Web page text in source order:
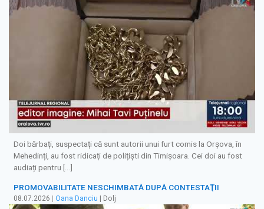
Doi bărbați, suspectați că sunt autorii unui furt comis la Orșova, în
Mehedinți, au fost ridicați de polițiști din Timișoara. Cei doi au fost
audiați pentru […]
PROMOVABILITATE NESCHIMBATĂ DUPĂ CONTESTAŢII
08.07.2026 Oana Danciu | Dolj